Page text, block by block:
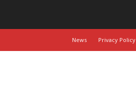
News Privacy Policy